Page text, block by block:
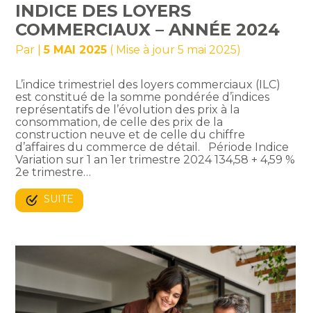
INDICE DES LOYERS
COMMERCIAUX – ANNÉE 2024
Par |5 MAI 2025 ( Mise à jour 5 mai 2025)
L’indice trimestriel des loyers commerciaux (ILC)
est constitué de la somme pondérée d’indices
représentatifs de l’évolution des prix à la
consommation, de celle des prix de la
construction neuve et de celle du chiffre
d’affaires du commerce de détail. Période Indice
Variation sur 1 an 1er trimestre 2024 134,58 + 4,59 %
2e trimestre…
SUITE